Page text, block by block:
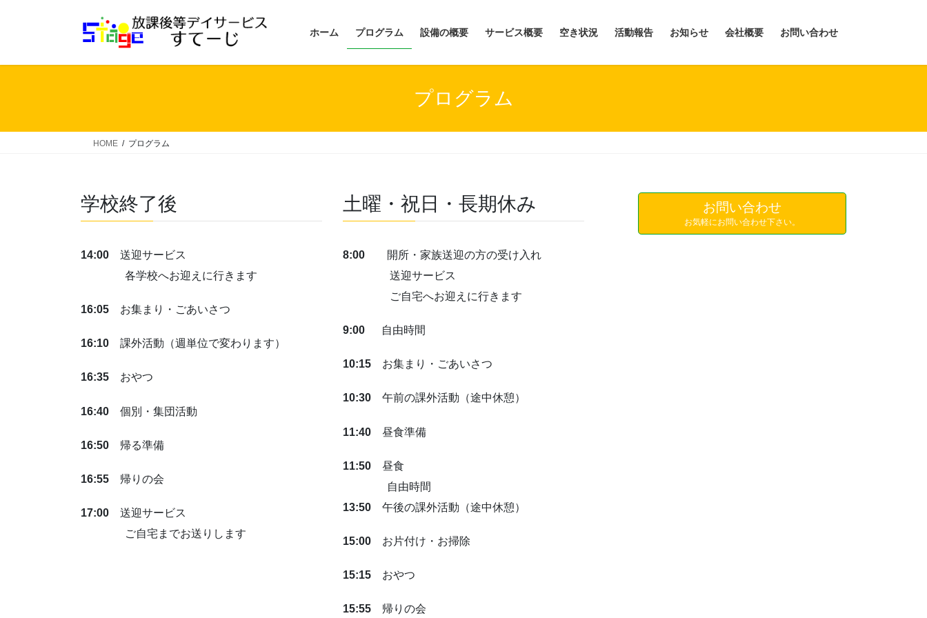
ホーム プログラム 設備の概要 サービス概要 空き状況 活動報告 お知らせ 会社概要 お問い合わせ
プログラム
HOME プログラム
学校終了後
14:00 送迎サービス
各学校へお迎えに行きます
16:05 お集まり・ごあいさつ
16:10 課外活動（週単位で変わります）
16:35 おやつ
16:40 個別・集団活動
16:50 帰る準備
16:55 帰りの会
17:00 送迎サービス
ご自宅までお送りします
土曜・祝日・長期休み
8:00
開所・家族送迎の方の受け入れ
送迎サービス
ご自宅へお迎えに行きます
9:00 自由時間
10:15 お集まり・ごあいさつ
10:30 午前の課外活動（途中休憩）
11:40 昼食準備
11:50 昼食
自由時間
13:50 午後の課外活動（途中休憩）
15:00 お片付け・お掃除
15:15 おやつ
15:55 帰りの会
お問い合わせ
お気軽にお問い合わせ下さい。